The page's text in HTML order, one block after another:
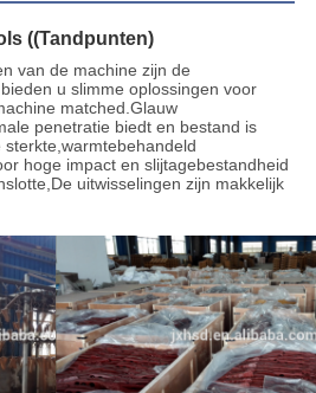
((Tandpunten)
van de machine zijn de
u slimme oplossingen voor
matched.Glauw
penetratie biedt en bestand is
hoge impact en slijtagebestandheid
uitwisselingen zijn makkelijk